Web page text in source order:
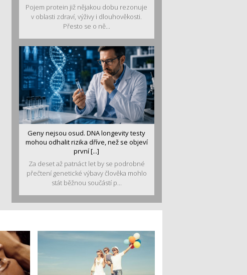
Pojem protein již nějakou dobu rezonuje
v oblasti zdraví, výživy i dlouhověkosti.
Přesto se o ně...
Geny nejsou osud. DNA longevity testy
mohou odhalit rizika dříve, než se objeví
první [...]
Za deset až patnáct let by se podrobné
přečtení genetické výbavy člověka mohlo
stát běžnou součástí p...